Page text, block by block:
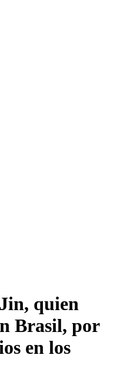
quien
Brasil, por
en los